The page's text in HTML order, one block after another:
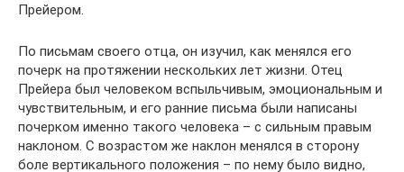
Прейером.
По письмам своего отца, он изучил, как менялся его
почерк на протяжении нескольких лет жизни. Отец
Прейера был человеком вспыльчивым, эмоциональным и
чувствительным, и его ранние письма были написаны
почерком именно такого человека – с сильным правым
наклоном. С возрастом же наклон менялся в сторону
боле вертикального положения – по нему было видно,